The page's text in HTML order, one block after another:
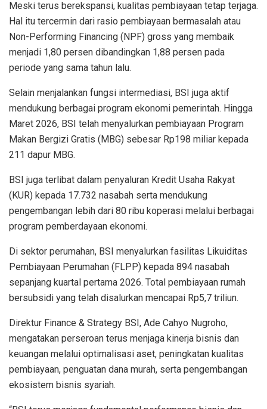
Meski terus berekspansi, kualitas pembiayaan tetap terjaga.
Hal itu tercermin dari rasio pembiayaan bermasalah atau
Non-Performing Financing (NPF) gross yang membaik
menjadi 1,80 persen dibandingkan 1,88 persen pada
periode yang sama tahun lalu.
Selain menjalankan fungsi intermediasi, BSI juga aktif
mendukung berbagai program ekonomi pemerintah. Hingga
Maret 2026, BSI telah menyalurkan pembiayaan Program
Makan Bergizi Gratis (MBG) sebesar Rp198 miliar kepada
211 dapur MBG.
BSI juga terlibat dalam penyaluran Kredit Usaha Rakyat
(KUR) kepada 17.732 nasabah serta mendukung
pengembangan lebih dari 80 ribu koperasi melalui berbagai
program pemberdayaan ekonomi.
Di sektor perumahan, BSI menyalurkan fasilitas Likuiditas
Pembiayaan Perumahan (FLPP) kepada 894 nasabah
sepanjang kuartal pertama 2026. Total pembiayaan rumah
bersubsidi yang telah disalurkan mencapai Rp5,7 triliun.
Direktur Finance & Strategy BSI, Ade Cahyo Nugroho,
mengatakan perseroan terus menjaga kinerja bisnis dan
keuangan melalui optimalisasi aset, peningkatan kualitas
pembiayaan, penguatan dana murah, serta pengembangan
ekosistem bisnis syariah.